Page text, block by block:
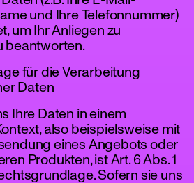
und Ihre Telefonnummer)
um Ihr Anliegen zu
beantworten.
für die Verarbeitung
Daten
Ihre Daten in einem
also beispielsweise mit
eines Angebots oder
Produkten, ist Art. 6 Abs. 1
Sofern sie uns